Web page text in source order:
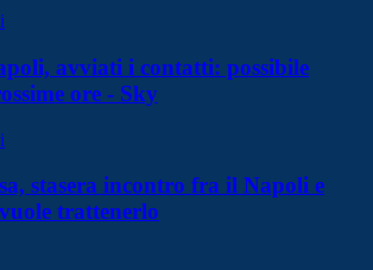
avviati i contatti: possibile
ore - Sky
stasera incontro fra il Napoli e
trattenerlo